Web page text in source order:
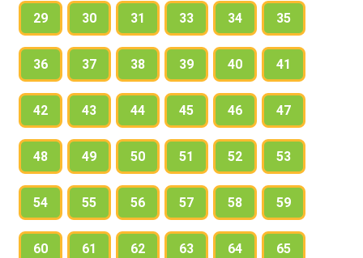
29 30 31 33 34 35
36 37 38 39 40 41
42 43 44 45 46 47
48 49 50 51 52 53
54 55 56 57 58 59
60 61 62 63 64 65